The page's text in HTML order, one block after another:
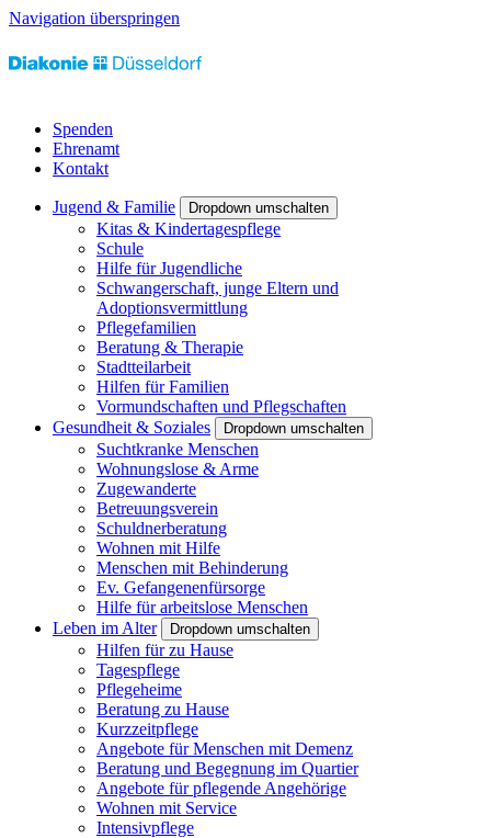
Navigation überspringen
Spenden
Ehrenamt
Kontakt
Jugend & Familie Dropdown umschalten
Kitas & Kindertagespflege
Schule
Hilfe für Jugendliche
Schwangerschaft, junge Eltern und
Adoptionsvermittlung
Pflegefamilien
Beratung & Therapie
Stadtteilarbeit
Hilfen für Familien
Vormundschaften und Pflegschaften
Gesundheit & Soziales
Dropdown umschalten
Suchtkranke Menschen
Wohnungslose & Arme
Zugewanderte
Betreuungsverein
Schuldnerberatung
Wohnen mit Hilfe
Menschen mit Behinderung
Ev. Gefangenenfürsorge
Hilfe für arbeitslose Menschen
Leben im Alter
Dropdown umschalten
Hilfen für zu Hause
Tagespflege
Pflegeheime
Beratung zu Hause
Kurzzeitpflege
Angebote für Menschen mit Demenz
Beratung und Begegnung im Quartier
Angebote für pflegende Angehörige
Wohnen mit Service
Intensivpflege